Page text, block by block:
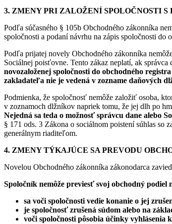
3. ZMENY PRI ZALOŽENÍ SPOLOČNOSTI
Podľa súčasného § 105b Obchodného zákonníka
spoločnosti a podaní návrhu na zápis spoločnosti do
Podľa prijatej novely Obchodného zákonníka
Sociálnej poisťovne. Tento zákaz neplatí, ak
novozaloženej spoločnosti do obchodného
zakladateľa nie je vedená v zozname daňových
Podmienka, že spoločnosť nemôže založiť osoba,
v zoznamoch dlžníkov napriek tomu, že jej dlh po
Nejedná sa teda o možnosť správcu dane alebo
§ 171 ods. 3 Zákona o sociálnom poistení súhlas
generálnym riaditeľom.
4. ZMENY TÝKAJÚCE SA PREVODU
Novelou Obchodného zákonníka zákonodarca
Spoločník nemôže previesť svoj obchodný podiel
sa voči spoločnosti vedie konanie o jej
je spoločnosť zrušená súdom alebo na
voči spoločnosti pôsobia účinky